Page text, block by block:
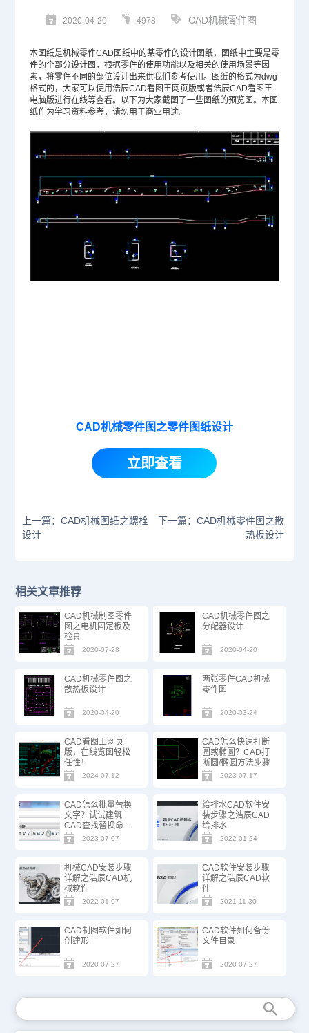
2020-04-20 4978 CAD机械零件图
本图纸是机械零件CAD图纸中的某零件的设计图纸，图纸中主要是零
件的个部分设计图，根据零件的使用功能以及相关的使用场景等因
素，将零件不同的部位设计出来供我们参考使用。图纸的格式为dwg
格式的，大家可以使用浩辰CAD看图王网页版或者浩辰CAD看图王
电脑版进行在线等查看。以下为大家截图了一些图纸的预览图。本图
纸作为学习资料参考，请勿用于商业用途。
CAD机械零件图之零件图纸设计
立即查看
上一篇：CAD机械图纸之螺栓
设计
下一篇：CAD机械零件图之散
热板设计
相关文章推荐
CAD机械制图零件
图之电机固定板及
检具
2020-07-28
CAD机械零件图之
分配器设计
2020-04-20
CAD机械零件图之
散热板设计
2020-04-20
两张零件CAD机械
零件图
2020-03-24
CAD看图王网页
版，在线览图轻松
任性！
2024-07-12
CAD怎么快速打断
圆或椭圆？CAD打
断圆/椭圆方法步骤
2023-07-17
CAD怎么批量替换
文字？试试建筑
CAD查找替换命
令！
2023-07-07
给排水CAD软件安
装步骤之浩辰CAD
给排水
2022-01-24
机械CAD安装步骤
详解之浩辰CAD机
械软件
2022-01-07
CAD软件安装步骤
详解之浩辰CAD软
件
2021-11-30
CAD制图软件如何
创建形
2020-07-27
CAD软件如何备份
文件目录
2020-07-27